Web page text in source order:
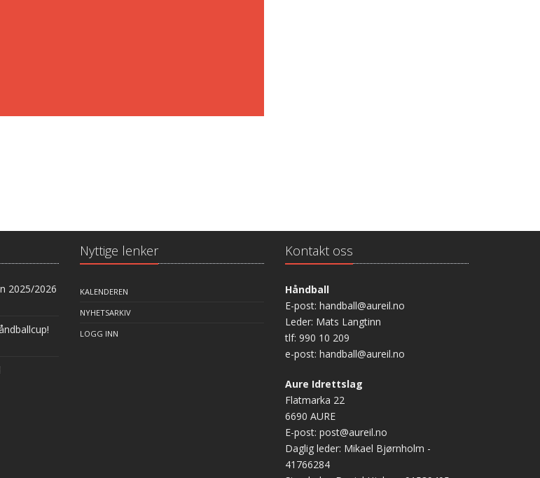
2025/2026
Nyttige lenker
KALENDEREN
NYHETSARKIV
LOGG INN
Kontakt oss
Håndball
E-post: handball@aureil.no
Leder: Mats Langtinn
tlf: 990 10 209
e-post: handball@aureil.no
Aure Idrettslag
Flatmarka 22
6690 AURE
E-post: post@aureil.no
Daglig leder: Mikael Bjørnholm -
41766284